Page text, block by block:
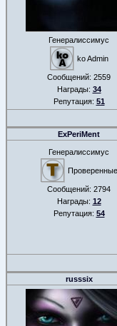
Генералиссимус
ko Admin
Сообщений: 2559
Награды: 34
Репутация: 51
ExPeriMent
Генералиссимус
Проверенные
Сообщений: 2794
Награды: 12
Репутация: 54
russsix